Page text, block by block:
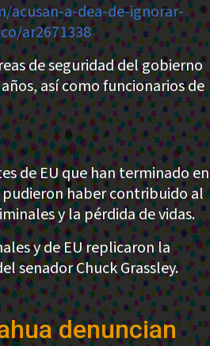
a-dea-de-ignorar-
ar2671338
de seguridad del gobierno
así como funcionarios de
de EU que han terminado en
haber contribuido al
y la pérdida de vidas.
y de EU replicaron la
senador Chuck Grassley.
denuncian